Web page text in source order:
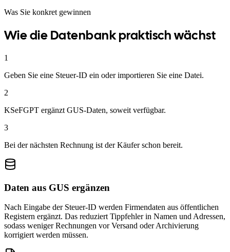
Was Sie konkret gewinnen
Wie die Datenbank praktisch wächst
1
Geben Sie eine Steuer-ID ein oder importieren Sie eine Datei.
2
KSeFGPT ergänzt GUS-Daten, soweit verfügbar.
3
Bei der nächsten Rechnung ist der Käufer schon bereit.
Daten aus GUS ergänzen
Nach Eingabe der Steuer-ID werden Firmendaten aus öffentlichen
Registern ergänzt. Das reduziert Tippfehler in Namen und Adressen,
sodass weniger Rechnungen vor Versand oder Archivierung
korrigiert werden müssen.